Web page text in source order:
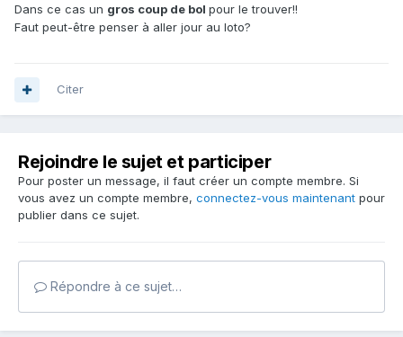
Dans ce cas un gros coup de bol pour le trouver!!
Faut peut-être penser à aller jour au loto?
Citer
Rejoindre le sujet et participer
Pour poster un message, il faut créer un compte membre. Si
vous avez un compte membre, connectez-vous maintenant pour
publier dans ce sujet.
Répondre à ce sujet…